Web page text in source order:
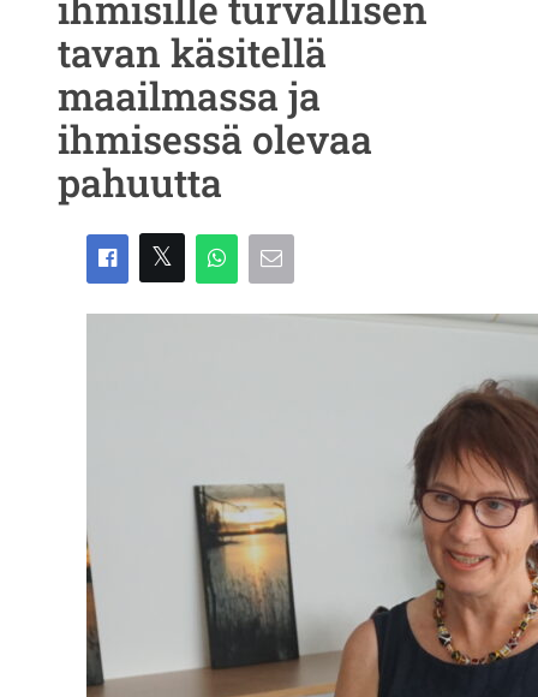
tavan käsitellä
maailmassa ja
ihmisessä olevaa
pahuutta